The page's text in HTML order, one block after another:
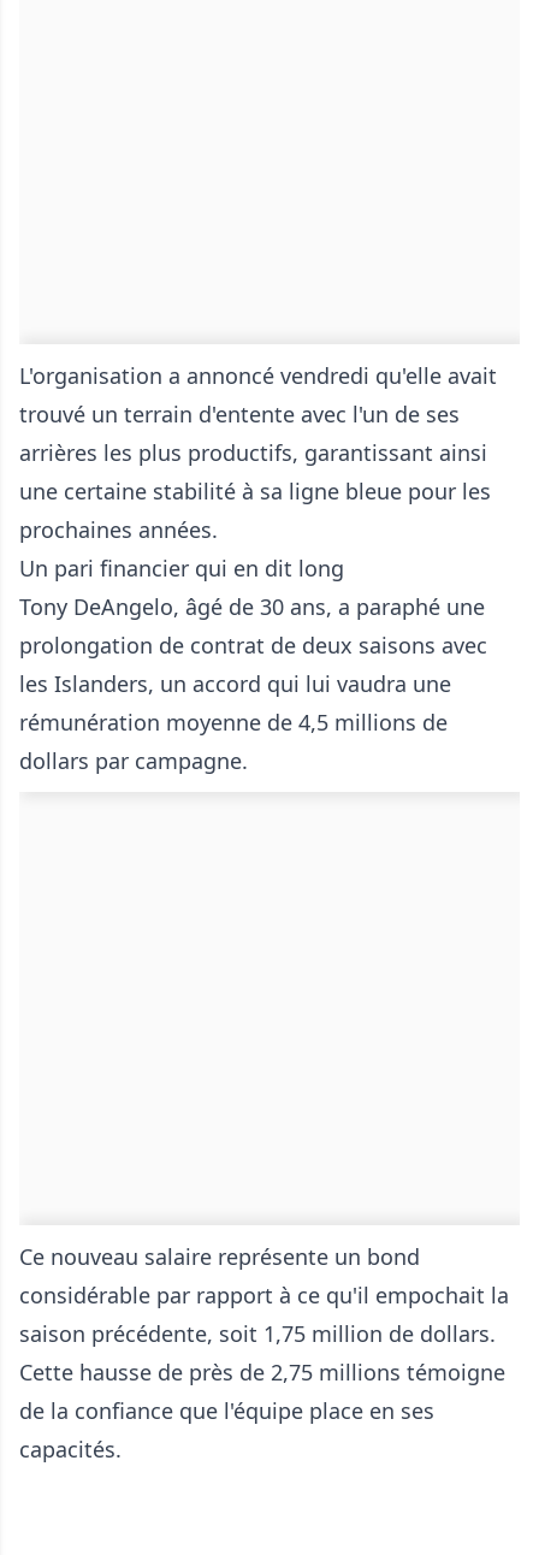
L'organisation a annoncé vendredi qu'elle avait
trouvé un terrain d'entente avec l'un de ses
arrières les plus productifs, garantissant ainsi
une certaine stabilité à sa ligne bleue pour les
prochaines années.
Un pari financier qui en dit long
Tony DeAngelo, âgé de 30 ans, a paraphé une
prolongation de contrat de deux saisons avec
les Islanders, un accord qui lui vaudra une
rémunération moyenne de 4,5 millions de
dollars par campagne.
Ce nouveau salaire représente un bond
considérable par rapport à ce qu'il empochait la
saison précédente, soit 1,75 million de dollars.
Cette hausse de près de 2,75 millions témoigne
de la confiance que l'équipe place en ses
capacités.